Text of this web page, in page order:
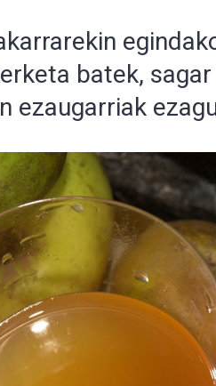
batek,
ezaugarriak